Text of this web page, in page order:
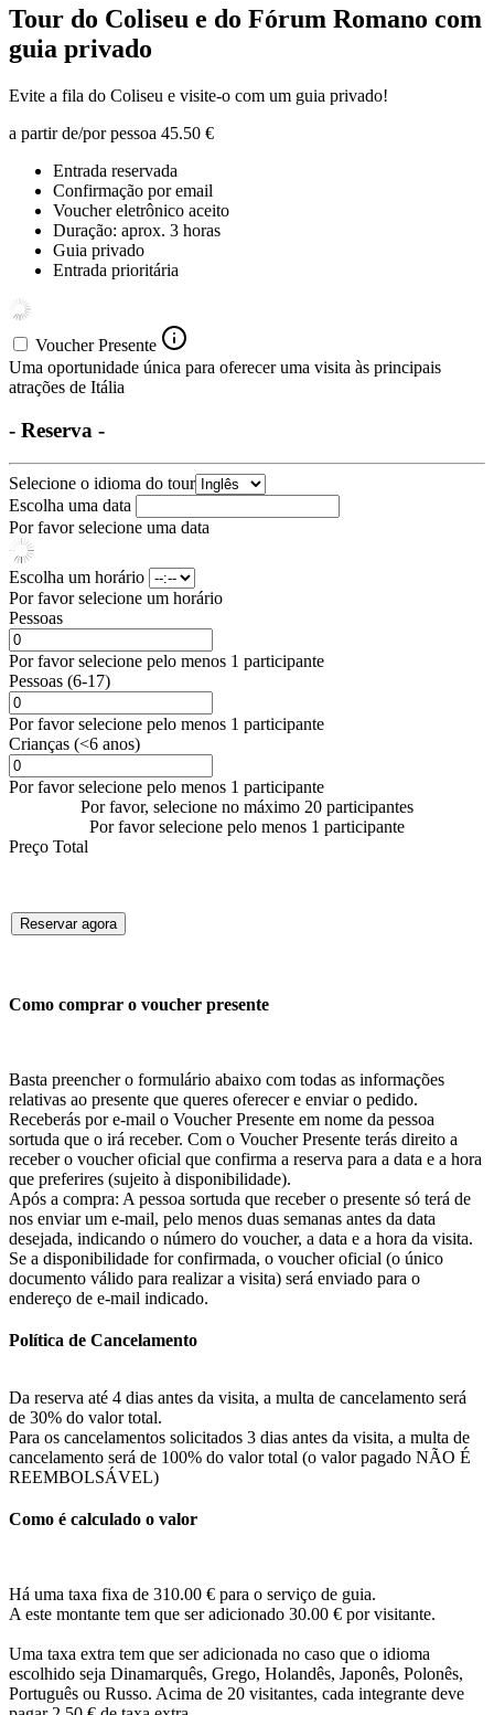
Tour do Coliseu e do Fórum Romano com
guia privado
Evite a fila do Coliseu e visite-o com um guia privado!
a partir de/por pessoa 45.50 €
Entrada reservada
Confirmação por email
Voucher eletrônico aceito
Duração: aprox. 3 horas
Guia privado
Entrada prioritária
Voucher Presente
Uma oportunidade única para oferecer uma visita às principais
atrações de Itália
- Reserva -
Selecione o idioma do tour
Escolha uma data
Por favor selecione uma data
Escolha um horário
Por favor selecione um horário
Pessoas
Por favor selecione pelo menos 1 participante
Pessoas (6-17)
Por favor selecione pelo menos 1 participante
Crianças (<6 anos)
Por favor selecione pelo menos 1 participante
Por favor, selecione no máximo 20 participantes
Por favor selecione pelo menos 1 participante
Preço Total
Reservar agora
Como comprar o voucher presente
Basta preencher o formulário abaixo com todas as informações
relativas ao presente que queres oferecer e enviar o pedido.
Receberás por e-mail o Voucher Presente em nome da pessoa
sortuda que o irá receber. Com o Voucher Presente terás direito a
receber o voucher oficial que confirma a reserva para a data e a hora
que preferires (sujeito à disponibilidade).
Após a compra: A pessoa sortuda que receber o presente só terá de
nos enviar um e-mail, pelo menos duas semanas antes da data
desejada, indicando o número do voucher, a data e a hora da visita.
Se a disponibilidade for confirmada, o voucher oficial (o único
documento válido para realizar a visita) será enviado para o
endereço de e-mail indicado.
Política de Cancelamento
Da reserva até 4 dias antes da visita, a multa de cancelamento será
de 30% do valor total.
Para os cancelamentos solicitados 3 dias antes da visita, a multa de
cancelamento será de 100% do valor total (o valor pagado NÃO É
REEMBOLSÁVEL)
Como é calculado o valor
Há uma taxa fixa de 310.00 € para o serviço de guia.
A este montante tem que ser adicionado 30.00 € por visitante.
Uma taxa extra tem que ser adicionada no caso que o idioma
escolhido seja Dinamarquês, Grego, Holandês, Japonês, Polonês,
Português ou Russo. Acima de 20 visitantes, cada integrante deve